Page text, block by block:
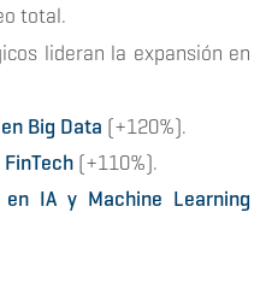
total.
lideran la expansión en
Big Data (+120%).
(+110%).
en IA y Machine Learning